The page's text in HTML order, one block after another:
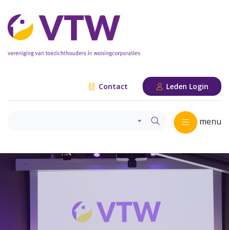
Contact Leden Login
menu